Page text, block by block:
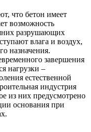
что бетон имеет
возможность
разрушающих
влага и воздух,
назначения.
завершения
нагрузки –
естественной
индустрия
из них предусмотрено
основания при